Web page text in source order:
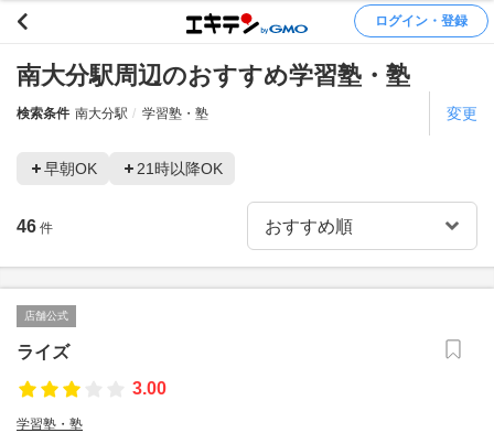
ログイン・登録
南大分駅周辺のおすすめ学習塾・塾
検索条件 南大分駅 学習塾・塾 変更
早朝OK 21時以降OK
46 件
店舗公式
ライズ
3.00
学習塾・塾